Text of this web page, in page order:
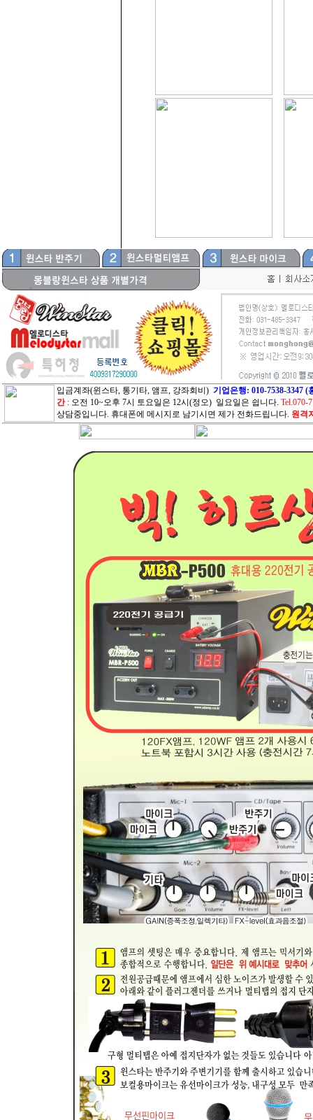
입금계좌(윈스타, 통기타, 앰프, 강좌회비) 기업은행: 010-7538-3347
간 : 오전 10~오후 7시 토요일은 12시(정오) 일요일은 쉽니다. Tel.070-
상담중입니다. 휴대폰에 메시지로 남기시면 제가 전화드립니다. 원격